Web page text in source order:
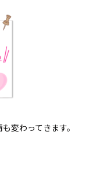
変わってきます。